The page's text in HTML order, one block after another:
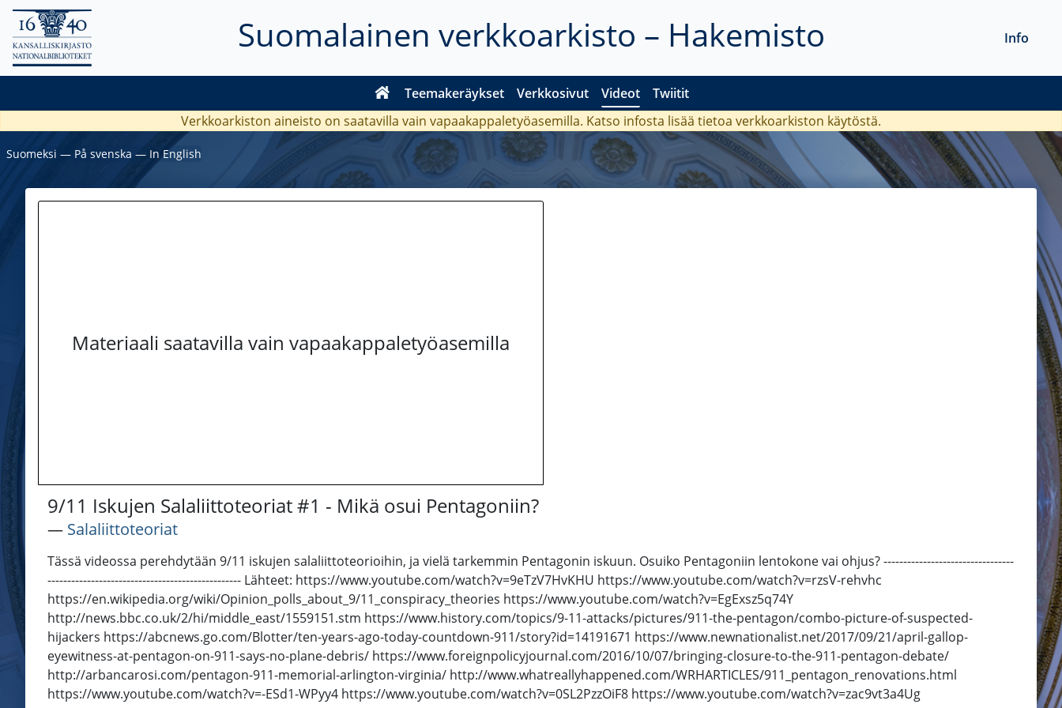
Suomalainen verkkoarkisto – Hakemisto
Teemakeräykset Verkkosivut Videot Twiitit
Info
Verkkoarkiston aineisto on saatavilla vain vapaakappaletyöasemilla. Katso infosta lisää tietoa verkkoarkiston käytöstä.
Suomeksi ― På svenska ― In English
Materiaali saatavilla vain vapaakappaletyöasemilla
9/11 Iskujen Salaliittoteoriat #1 - Mikä osui Pentagoniin?
― Salaliittoteoriat
Tässä videossa perehdytään 9/11 iskujen salaliittoteorioihin, ja vielä tarkemmin Pentagonin iskuun. Osuiko Pentagoniin lentokone vai ohjus? ---------------------------------
------------------------------------------------- Lähteet: https://www.youtube.com/watch?v=9eTzV7HvKHU https://www.youtube.com/watch?v=rzsV-rehvhc
https://en.wikipedia.org/wiki/Opinion_polls_about_9/11_conspiracy_theories https://www.youtube.com/watch?v=EgExsz5q74Y
http://news.bbc.co.uk/2/hi/middle_east/1559151.stm https://www.history.com/topics/9-11-attacks/pictures/911-the-pentagon/combo-picture-of-suspected-
hijackers https://abcnews.go.com/Blotter/ten-years-ago-today-countdown-911/story?id=14191671 https://www.newnationalist.net/2017/09/21/april-gallop-
eyewitness-at-pentagon-on-911-says-no-plane-debris/ https://www.foreignpolicyjournal.com/2016/10/07/bringing-closure-to-the-911-pentagon-debate/
http://arbancarosi.com/pentagon-911-memorial-arlington-virginia/ http://www.whatreallyhappened.com/WRHARTICLES/911_pentagon_renovations.html
https://www.youtube.com/watch?v=-ESd1-WPyy4 https://www.youtube.com/watch?v=0SL2PzzOiF8 https://www.youtube.com/watch?v=zac9vt3a4Ug